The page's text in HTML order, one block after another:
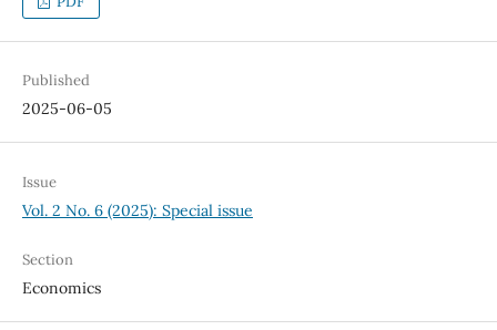
Published
2025-06-05
Issue
Vol. 2 No. 6 (2025): Special issue
Section
Economics